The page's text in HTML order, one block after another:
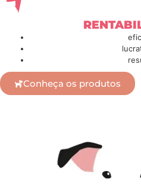
Conheça os produtos